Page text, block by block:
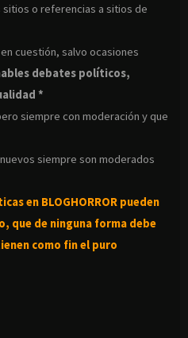
o referencias a sitios de
cuestión, salvo ocasiones
debates políticos,
*
siempre con moderación y que
siempre son moderados
en BLOGHORROR pueden
que de ninguna forma debe
como fin el puro